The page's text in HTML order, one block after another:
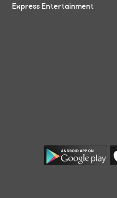
Express Entertainment